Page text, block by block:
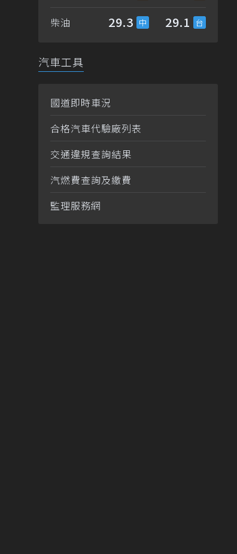
柴油 29.3 29.1
汽車工具
國道即時車況
合格汽車代驗廠列表
交通違規查詢結果
汽燃費查詢及繳費
監理服務網